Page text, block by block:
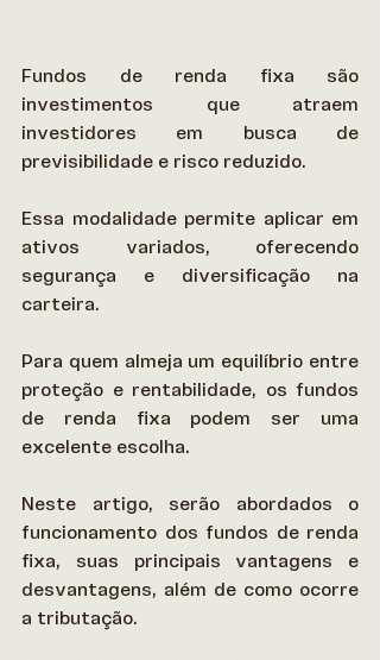
Fundos de renda fixa são
investimentos que atraem
investidores em busca de
previsibilidade e risco reduzido.
Essa modalidade permite aplicar em
ativos variados, oferecendo
segurança e diversificação na
carteira.
Para quem almeja um equilíbrio entre
proteção e rentabilidade, os fundos
de renda fixa podem ser uma
excelente escolha.
Neste artigo, serão abordados o
funcionamento dos fundos de renda
fixa, suas principais vantagens e
desvantagens, além de como ocorre
a tributação.